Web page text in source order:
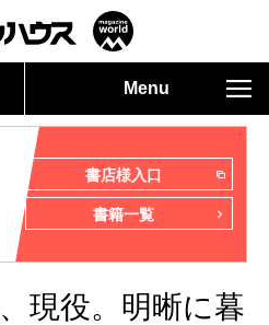
Menu
書店様入口
書籍一覧
現役。明晰に暮